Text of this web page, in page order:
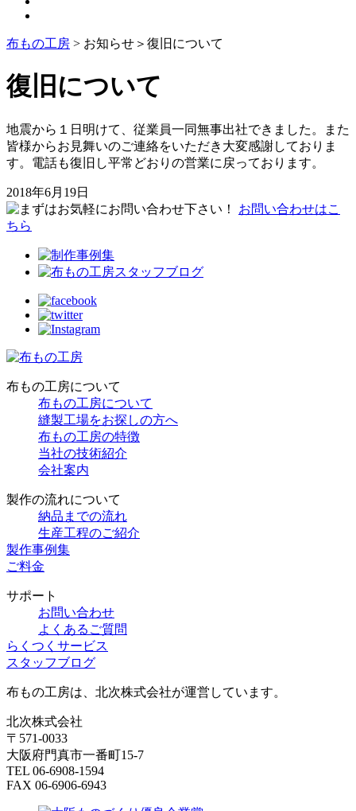
布もの工房 > お知らせ＞ 復旧について
復旧について
地震から１日明けて、従業員一同無事出社できました。また
皆様からお見舞いのご連絡をいただき大変感謝しておりま
す。電話も復旧し平常どおりの営業に戻っております。
2018年6月19日
お問い合わせはこ
ちら
布もの工房について
布もの工房について
縫製工場をお探しの方へ
布もの工房の特徴
当社の技術紹介
会社案内
製作の流れについて
納品までの流れ
生産工程のご紹介
製作事例集
ご料金
サポート
お問い合わせ
よくあるご質問
らくつくサービス
スタッフブログ
布もの工房は、北次株式会社が運営しています。
北次株式会社
〒571-0033
大阪府門真市一番町15-7
TEL 06-6908-1594
FAX 06-6906-6943